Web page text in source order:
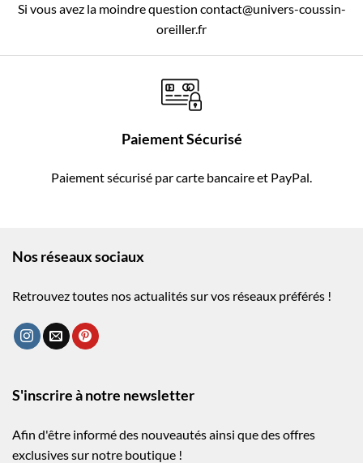
Si vous avez la moindre question contact@univers-coussin-
oreiller.fr
Paiement Sécurisé
Paiement sécurisé par carte bancaire et PayPal.
Nos réseaux sociaux
Retrouvez toutes nos actualités sur vos réseaux préférés !
S'inscrire à notre newsletter
Afin d'être informé des nouveautés ainsi que des offres
exclusives sur notre boutique !